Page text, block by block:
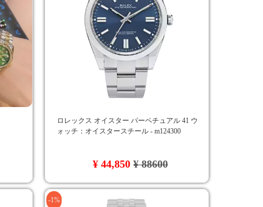
ロレックス オイスター パーペチュアル 41 ウ
ォッチ：オイスタースチール - m124300
¥ 44,850¥ 88600
-1%